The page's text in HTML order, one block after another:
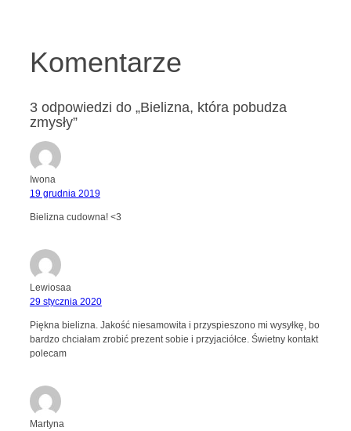
Komentarze
3 odpowiedzi do „Bielizna, która pobudza
zmysły”
Iwona
19 grudnia 2019
Bielizna cudowna! <3
Lewiosaa
29 stycznia 2020
Piękna bielizna. Jakość niesamowita i przyspieszono mi wysyłkę, bo
bardzo chciałam zrobić prezent sobie i przyjaciółce. Świetny kontakt
polecam
Martyna